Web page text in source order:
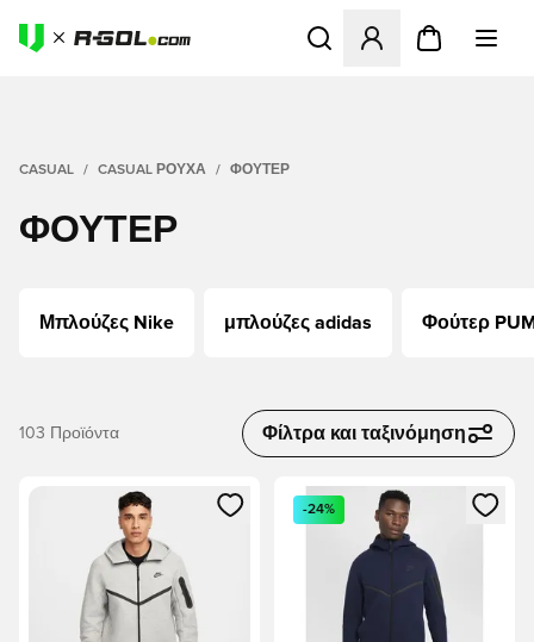
Ανοίγει ένα Modal για να
CASUAL CASUAL ΡΟΎΧΑ ΦΟΎΤΕΡ
ΦΟΎΤΕΡ
Μπλούζες Nike μπλούζες adidas Φούτερ
103 Προϊόντα Φίλτρα και ταξινόμηση
Ανοίγει ένα Modal για να συνδεθείτε ή να εγγραφείτε ως
Ανοίγει ένα Modal για να
-24%